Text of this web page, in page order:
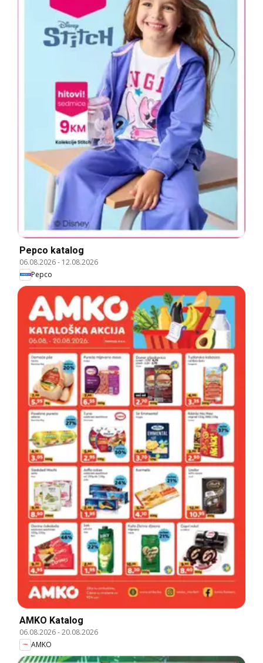
Pepco katalog
06.08.2026- 12.08.2026
Pepco
AMKO Katalog
06.08.2026-20.08.2026
AMKO